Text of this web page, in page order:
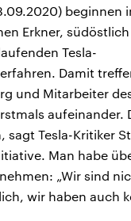
beginnen
Erkner,
Tesla-
Damit
und Mitarbeiter
aufeinander.
sagt Tesla-Kritiker
Man habe
„Wir sind
wir haben auch